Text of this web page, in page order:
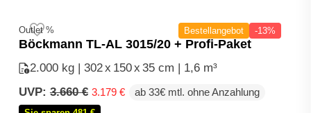
Bestellangebot -13%
Outlet %
Böckmann TL-AL 3015/20 + Profi-Paket
2.000 kg | 302x150x35 cm | 1,6 m³
UVP: 3.660€ Ursprünglicher
Preis
3.179 €
Aktueller
ab 33€ mtl. ohne Anzahlung